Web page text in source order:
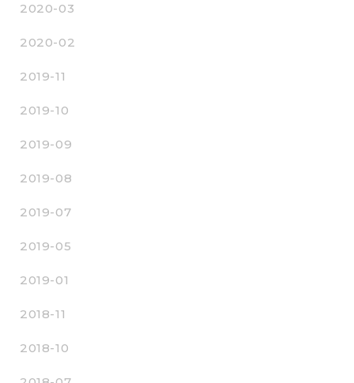
2020-03
2020-02
2019-11
2019-10
2019-09
2019-08
2019-07
2019-05
2019-01
2018-11
2018-10